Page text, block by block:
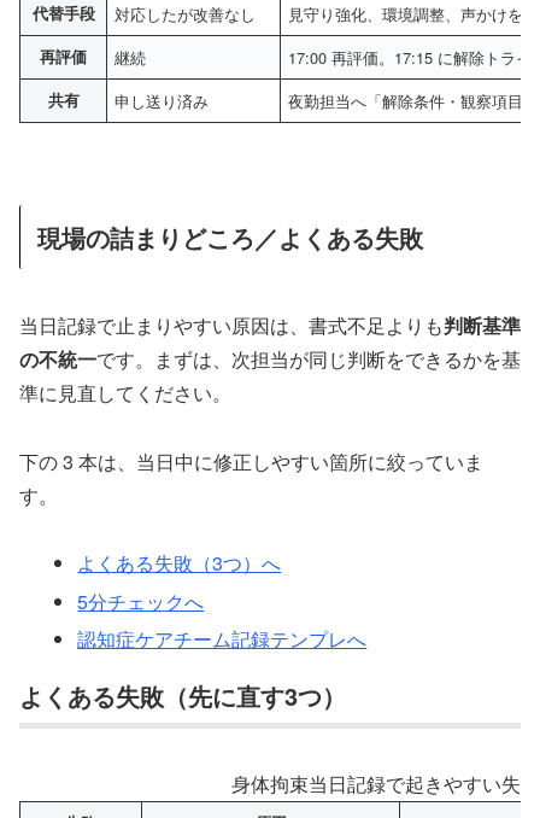
代替手段 対応したが改善なし 見守り強化、環境調整、声かけを
再評価 継続 17:00 再評価。17:15 に解除トラ
共有 申し送り済み 夜勤担当へ「解除条件・観察項目
現場の詰まりどころ／よくある失敗
当日記録で止まりやすい原因は、書式不足よりも判断基準
の不統一です。まずは、次担当が同じ判断をできるかを基
準に見直してください。
下の 3 本は、当日中に修正しやすい箇所に絞っていま
す。
よくある失敗（3つ）へ
5分チェックへ
認知症ケアチーム記録テンプレへ
よくある失敗（先に直す3つ）
身体拘束当日記録で起きやすい失